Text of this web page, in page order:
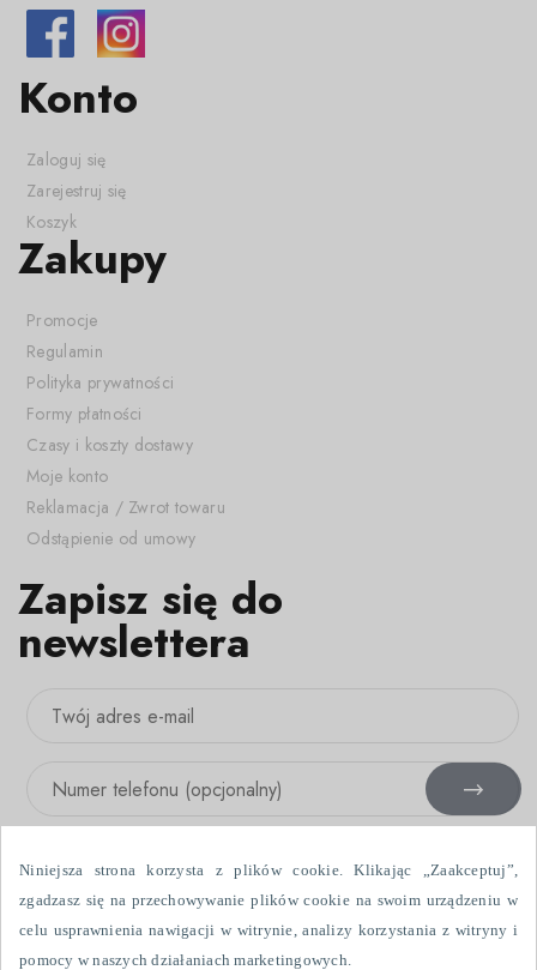
Konto
Zaloguj się
Zarejestruj się
Koszyk
Zakupy
Promocje
Regulamin
Polityka prywatności
Formy płatności
Czasy i koszty dostawy
Moje konto
Reklamacja / Zwrot towaru
Odstąpienie od umowy
Zapisz się do
newslettera
Wyrażam zgodę na otrzymywanie informacji handlowych drogą
Niniejsza strona korzysta z plików cookie. Klikając „Zaakceptuj”,
zgadzasz się na przechowywanie plików cookie na swoim urządzeniu w
celu usprawnienia nawigacji w witrynie, analizy korzystania z witryny i
pomocy w naszych działaniach marketingowych.